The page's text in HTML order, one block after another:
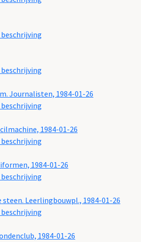
Journalisten, 1984-01-26
1984-01-26
1984-01-26
Leerlingbouwpl., 1984-01-26
1984-01-26